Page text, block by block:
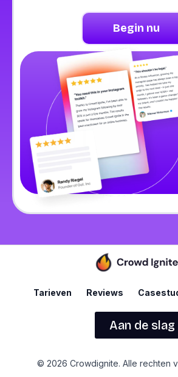
Begin nu
Tarieven Reviews
Aan de slag
© 2026 Crowdignite. Alle rechten